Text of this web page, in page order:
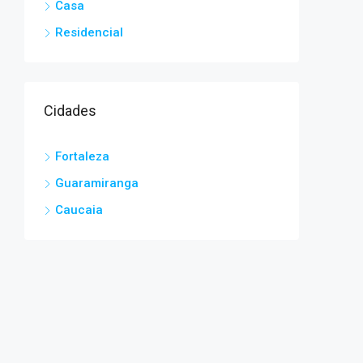
Casa
Residencial
Cidades
Fortaleza
Guaramiranga
Caucaia